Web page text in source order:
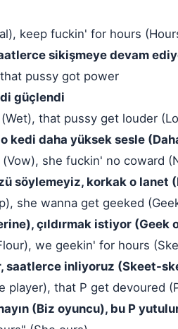
keep fuckin' for hours
sikişmeye devam
pussy got power
güçlendi
that pussy get louder
o kedi daha yüksek sesle
she fuckin' no coward
söylemeyiz, korkak o lanet
she wanna get geeked
çıldırmak istiyor (Geek
we geekin' for hours
saatlerce inliyoruz (Skeet-
player), that P get devoured
(Biz oyuncu), bu P